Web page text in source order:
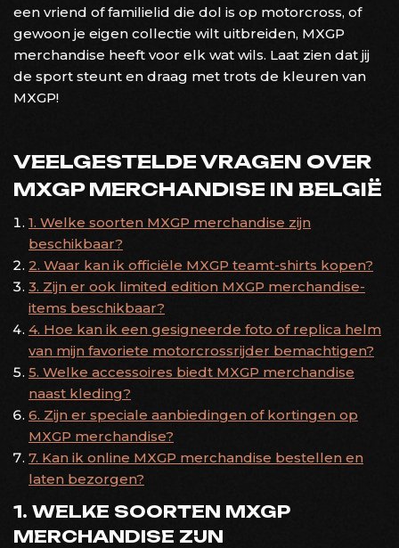
een vriend of familielid die dol is op motorcross, of
gewoon je eigen collectie wilt uitbreiden, MXGP
merchandise heeft voor elk wat wils. Laat zien dat jij
de sport steunt en draag met trots de kleuren van
MXGP!
VEELGESTELDE VRAGEN OVER
MXGP MERCHANDISE IN BELGIË
1. Welke soorten MXGP merchandise zijn
beschikbaar?
2. Waar kan ik officiële MXGP teamt-shirts kopen?
3. Zijn er ook limited edition MXGP merchandise-
items beschikbaar?
4. Hoe kan ik een gesigneerde foto of replica helm
van mijn favoriete motorcrossrijder bemachtigen?
5. Welke accessoires biedt MXGP merchandise
naast kleding?
6. Zijn er speciale aanbiedingen of kortingen op
MXGP merchandise?
7. Kan ik online MXGP merchandise bestellen en
laten bezorgen?
1. WELKE SOORTEN MXGP
MERCHANDISE ZIJN